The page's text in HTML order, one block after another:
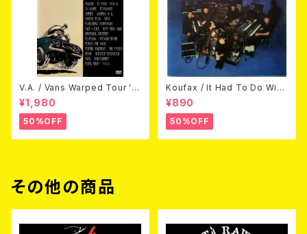
V.A. / Vans Warped Tour '0
3 (DVD)
¥1,980
50%OFF
Koufax / It Had To Do With
Love (CD)
¥890
50%OFF
その他の商品